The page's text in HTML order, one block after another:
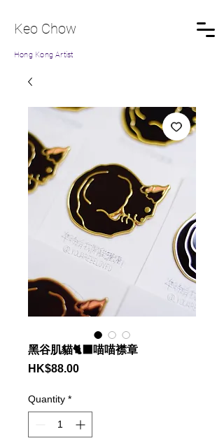
Keo Chow
Hong Kong Artist
黑谷肌貓🐈‍⬛喵喵襟章
HK$88.00Price
Quantity *